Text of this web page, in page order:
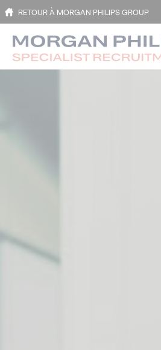
RETOUR À MORGAN PHILIPS GROUP